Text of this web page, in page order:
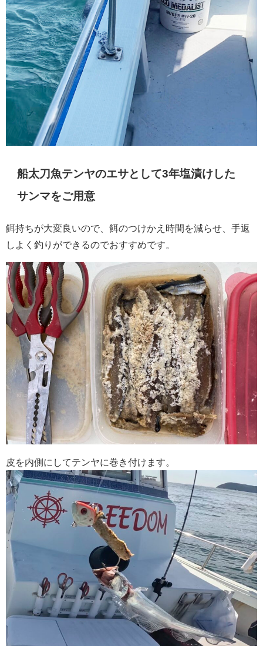
船太刀魚テンヤのエサとして3年塩漬けした
サンマをご用意
餌持ちが大変良いので、餌のつけかえ時間を減らせ、手返
しよく釣りができるのでおすすめです。
皮を内側にしてテンヤに巻き付けます。